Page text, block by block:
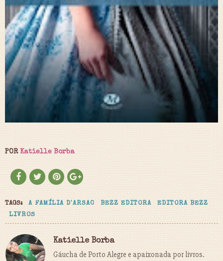
PORKatielle Borba
TAGS: A FAMÍLIA D'ARSAC BEZZ EDITORA
EDITORA BEZZ
LIVROS
Katielle Borba
Gáucha de Porto Alegre e apaixonada por livros.